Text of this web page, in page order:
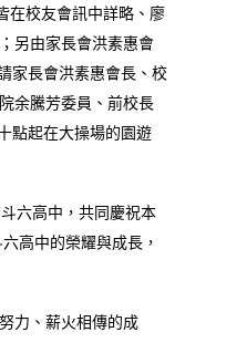
在校友會訊中詳略、廖
另由家長會洪素惠會
家長會洪素惠會長、校
余騰芳委員、前校長
點起在大操場的園遊
六高中，共同慶祝本
高中的榮耀與成長，
力、薪火相傳的成